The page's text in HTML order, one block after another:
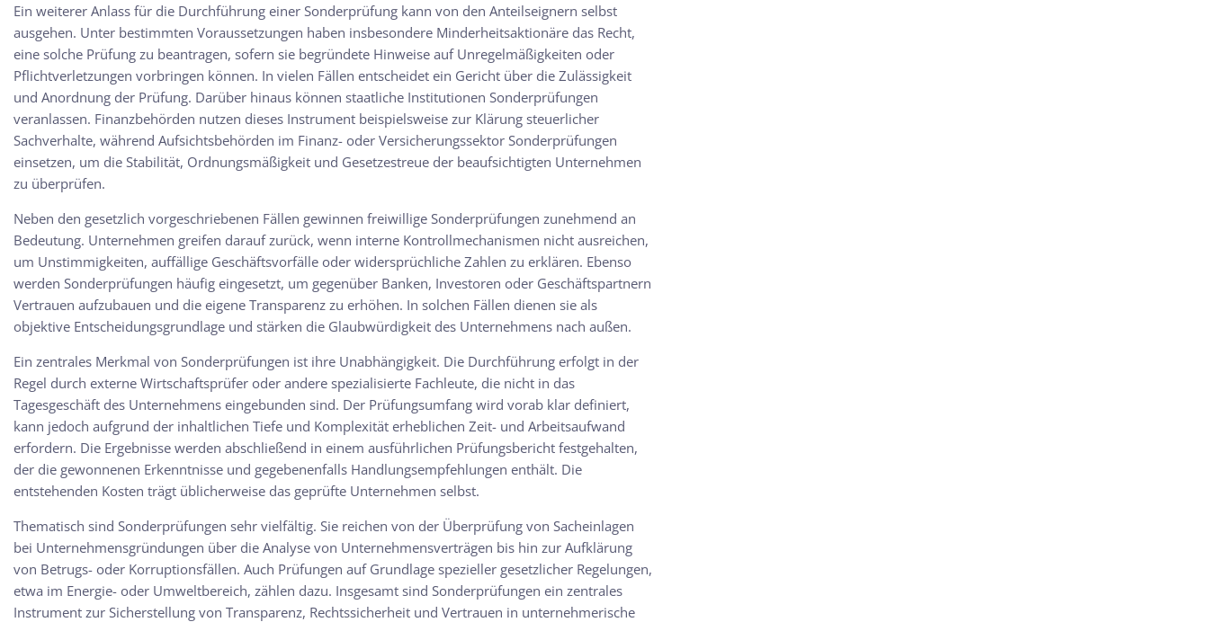
Ein weiterer Anlass für die Durchführung einer Sonderprüfung kann von den Anteilseignern selbst
ausgehen. Unter bestimmten Voraussetzungen haben insbesondere Minderheitsaktionäre das Recht,
eine solche Prüfung zu beantragen, sofern sie begründete Hinweise auf Unregelmäßigkeiten oder
Pflichtverletzungen vorbringen können. In vielen Fällen entscheidet ein Gericht über die Zulässigkeit
und Anordnung der Prüfung. Darüber hinaus können staatliche Institutionen Sonderprüfungen
veranlassen. Finanzbehörden nutzen dieses Instrument beispielsweise zur Klärung steuerlicher
Sachverhalte, während Aufsichtsbehörden im Finanz- oder Versicherungssektor Sonderprüfungen
einsetzen, um die Stabilität, Ordnungsmäßigkeit und Gesetzestreue der beaufsichtigten Unternehmen
zu überprüfen.
Neben den gesetzlich vorgeschriebenen Fällen gewinnen freiwillige Sonderprüfungen zunehmend an
Bedeutung. Unternehmen greifen darauf zurück, wenn interne Kontrollmechanismen nicht ausreichen,
um Unstimmigkeiten, auffällige Geschäftsvorfälle oder widersprüchliche Zahlen zu erklären. Ebenso
werden Sonderprüfungen häufig eingesetzt, um gegenüber Banken, Investoren oder Geschäftspartnern
Vertrauen aufzubauen und die eigene Transparenz zu erhöhen. In solchen Fällen dienen sie als
objektive Entscheidungsgrundlage und stärken die Glaubwürdigkeit des Unternehmens nach außen.
Ein zentrales Merkmal von Sonderprüfungen ist ihre Unabhängigkeit. Die Durchführung erfolgt in der
Regel durch externe Wirtschaftsprüfer oder andere spezialisierte Fachleute, die nicht in das
Tagesgeschäft des Unternehmens eingebunden sind. Der Prüfungsumfang wird vorab klar definiert,
kann jedoch aufgrund der inhaltlichen Tiefe und Komplexität erheblichen Zeit- und Arbeitsaufwand
erfordern. Die Ergebnisse werden abschließend in einem ausführlichen Prüfungsbericht festgehalten,
der die gewonnenen Erkenntnisse und gegebenenfalls Handlungsempfehlungen enthält. Die
entstehenden Kosten trägt üblicherweise das geprüfte Unternehmen selbst.
Thematisch sind Sonderprüfungen sehr vielfältig. Sie reichen von der Überprüfung von Sacheinlagen
bei Unternehmensgründungen über die Analyse von Unternehmensverträgen bis hin zur Aufklärung
von Betrugs- oder Korruptionsfällen. Auch Prüfungen auf Grundlage spezieller gesetzlicher Regelungen,
etwa im Energie- oder Umweltbereich, zählen dazu. Insgesamt sind Sonderprüfungen ein zentrales
Instrument zur Sicherstellung von Transparenz, Rechtssicherheit und Vertrauen in unternehmerische